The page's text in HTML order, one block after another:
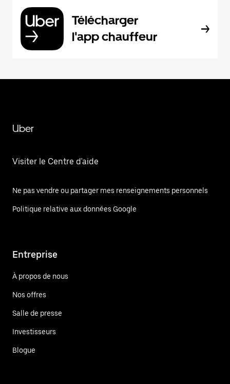
Télécharger
l'app chauffeur
Uber
Visiter le Centre d'aide
Ne pas vendre ou partager mes renseignements personnels
Politique relative aux données Google
Entreprise
À propos de nous
Nos offres
Salle de presse
Investisseurs
Blogue